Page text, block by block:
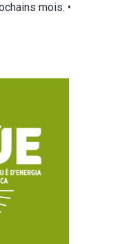
mois. •